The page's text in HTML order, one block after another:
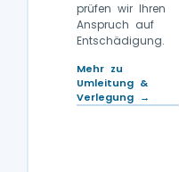
prüfen wir Ihren
Anspruch auf
Entschädigung.
Mehr zu
Umleitung &
Verlegung →